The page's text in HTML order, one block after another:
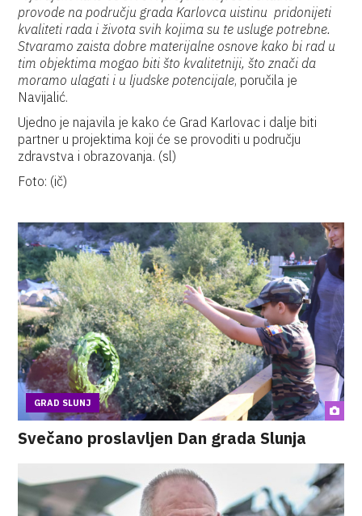
provode na području grada Karlovca uistinu pridonijeti
kvaliteti rada i života svih kojima su te usluge potrebne.
Stvaramo zaista dobre materijalne osnove kako bi rad u
tim objektima mogao biti što kvalitetniji, što znači da
moramo ulagati i u ljudske potencijale, poručila je
Navijalić.
Ujedno je najavila je kako će Grad Karlovac i dalje biti
partner u projektima koji će se provoditi u području
zdravstva i obrazovanja. (sl)
Foto: (ič)
GRAD SLUNJ
Svečano proslavljen Dan grada Slunja